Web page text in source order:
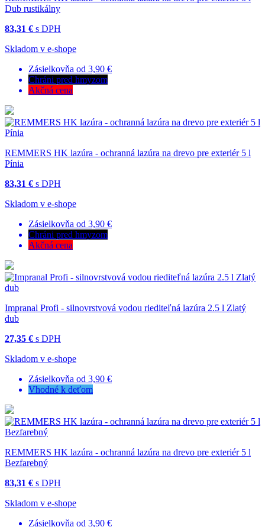
Dub rustikálny
83,31 € s DPH
Skladom v e-shope
Zásielkovňa od 3,90 €
Chráni pred hmyzom
Akčná cena
REMMERS HK lazúra - ochranná lazúra na drevo pre exteriér 5 l
Pínia
83,31 € s DPH
Skladom v e-shope
Zásielkovňa od 3,90 €
Chráni pred hmyzom
Akčná cena
Impranal Profi - silnovrstvová vodou riediteľná lazúra 2.5 l Zlatý
dub
27,35 € s DPH
Skladom v e-shope
Zásielkovňa od 3,90 €
Vhodné k deťom
REMMERS HK lazúra - ochranná lazúra na drevo pre exteriér 5 l
Bezfarebný
83,31 € s DPH
Skladom v e-shope
Zásielkovňa od 3,90 €